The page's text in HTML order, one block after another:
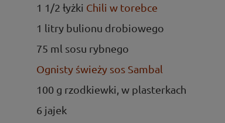
1 1/2 łyżki Chili w torebce
1 litry bulionu drobiowego
75 ml sosu rybnego
Ognisty świeży sos Sambal
100 g rzodkiewki, w plasterkach
6 jajek